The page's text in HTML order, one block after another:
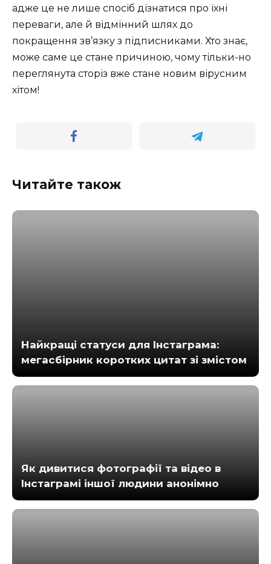
адже це не лише спосіб дізнатися про їхні
переваги, але й відмінний шлях до
покращення зв’язку з підписниками. Хто знає,
може саме це стане причиною, чому тільки-но
переглянута сторіз вже стане новим вірусним
хітом!
Читайте також
Найкращі статуси для Інстаграма:
мегасбірник коротких цитат зі змістом
Як дивитися фотографії та відео в
Інстаграмі іншої людини анонімно